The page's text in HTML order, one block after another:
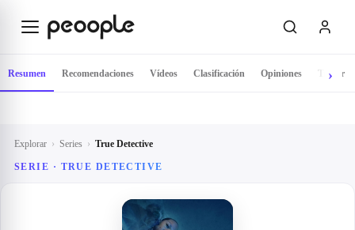
Explorar › Series › True Detective
SERIE · TRUE DETECTIVE
Resumen Recomendaciones Vídeos Clasificación Opiniones Tráiler